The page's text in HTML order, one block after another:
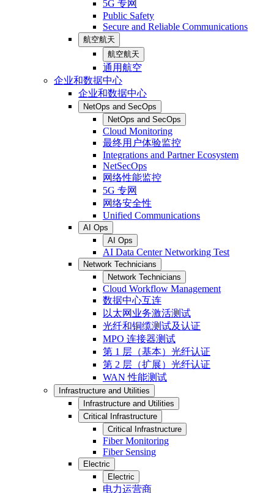
5G 专网
Public Safety
Secure and Reliable Communications
航空航天
航空航天
通用航空
企业和数据中心
企业和数据中心
NetOps and SecOps
NetOps and SecOps
Cloud Monitoring
最终用户体验监控
Integrations and Partner Ecosystem
NetSecOps
网络性能监控
5G 专网
网络安全性
Unified Communications
AI Ops
AI Ops
AI Data Center Networking Test
Network Technicians
Network Technicians
Cloud Workflow Management
数据中心互连
以太网业务激活测试
光纤和铜缆测试及认证
MPO 连接器测试
第 1 层（基本）光纤认证
第 2 层（扩展）光纤认证
WAN 性能测试
Infrastructure and Utilities
Infrastructure and Utilities
Critical Infrastructure
Critical Infrastructure
Fiber Monitoring
Fiber Sensing
Electric
Electric
电力运营商